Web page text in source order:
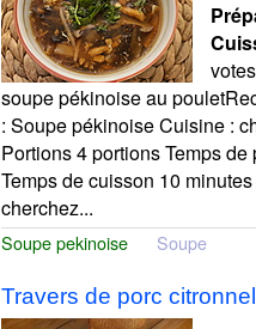
soupe pékinoise au
: Soupe pékinoise Cuisine :
Portions 4 portions Temps
Temps de cuisson 10
cherchez...
Soupe pekinoise Soupe
Travers de porc